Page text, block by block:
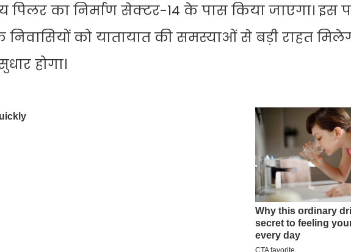
पिलर का निर्माण सेक्टर-14 के पास किया जाएगा। इस
को यातायात की समस्याओं से बड़ी राहत
होगा।